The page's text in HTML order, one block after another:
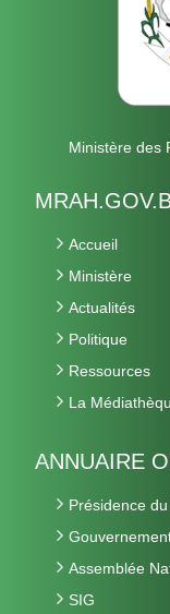
Ministère des
Accueil
Ministère
Actualités
Politique
Ressources
La
ANNUAIRE
Présidence
Assemblée
SIG